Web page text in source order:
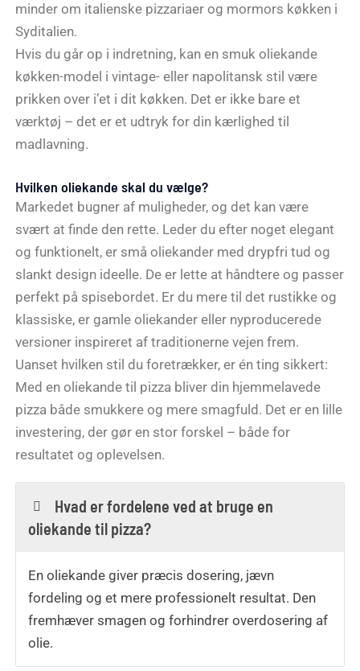
minder om italienske pizzariaer og mormors køkken i
Syditalien.
Hvis du går op i indretning, kan en smuk oliekande
køkken-model i vintage- eller napolitansk stil være
prikken over i’et i dit køkken. Det er ikke bare et
værktøj – det er et udtryk for din kærlighed til
madlavning.
Hvilken oliekande skal du vælge?
Markedet bugner af muligheder, og det kan være
svært at finde den rette. Leder du efter noget elegant
og funktionelt, er små oliekander med drypfri tud og
slankt design ideelle. De er lette at håndtere og passer
perfekt på spisebordet. Er du mere til det rustikke og
klassiske, er gamle oliekander eller nyproducerede
versioner inspireret af traditionerne vejen frem.
Uanset hvilken stil du foretrækker, er én ting sikkert:
Med en oliekande til pizza bliver din hjemmelavede
pizza både smukkere og mere smagfuld. Det er en lille
investering, der gør en stor forskel – både for
resultatet og oplevelsen.
Hvad er fordelene ved at bruge en
oliekande til pizza?
En oliekande giver præcis dosering, jævn
fordeling og et mere professionelt resultat. Den
fremhæver smagen og forhindrer overdosering af
olie.